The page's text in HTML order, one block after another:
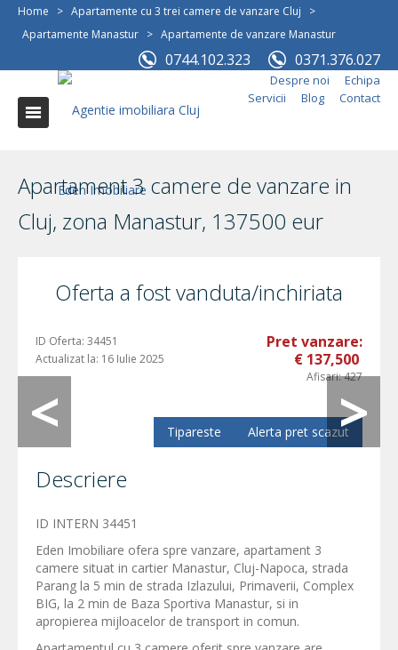
Home > Apartamente cu 3 trei camere de vanzare Cluj
>
Apartamente Manastur > Apartamente de vanzare Manastur
0744.102.323 0371.376.027
Despre noi
Echipa
Servicii
Blog Contact
Apartament 3 camere de vanzare in
Cluj, zona Manastur, 137500 eur
Oferta a fost vanduta/inchiriata
ID Oferta: 34451
Actualizat la: 16 Iulie 2025
Pret vanzare:
€ 137,500
Afisari:427
Alerta pret scazut
Tipareste
Descriere
ID INTERN 34451
Eden Imobiliare ofera spre vanzare, apartament 3
camere situat in cartier Manastur, Cluj-Napoca, strada
Parang la 5 min de strada Izlazului, Primaverii, Complex
BIG, la 2 min de Baza Sportiva Manastur, si in
apropierea mijloacelor de transport in comun.